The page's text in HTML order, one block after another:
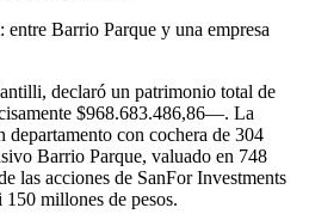
Barrio Parque y una empresa
declaró un patrimonio total de
$968.683.486,86—. La
departamento con cochera de 304
Barrio Parque, valuado en 748
las acciones de SanFor Investments
millones de pesos.